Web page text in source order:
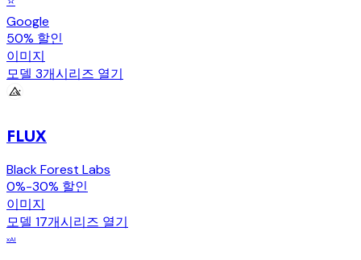
Google
50% 할인
이미지
모델 3개시리즈 열기
FLUX
Black Forest Labs
0%-30% 할인
이미지
모델 17개시리즈 열기
xAI